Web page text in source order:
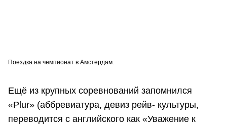
Поездка на чемпионат в Амстердам.
Ещё из крупных соревнований запомнился
«Plur» (аббревиатура, девиз рейв- культуры,
переводится с английского как «Уважение к